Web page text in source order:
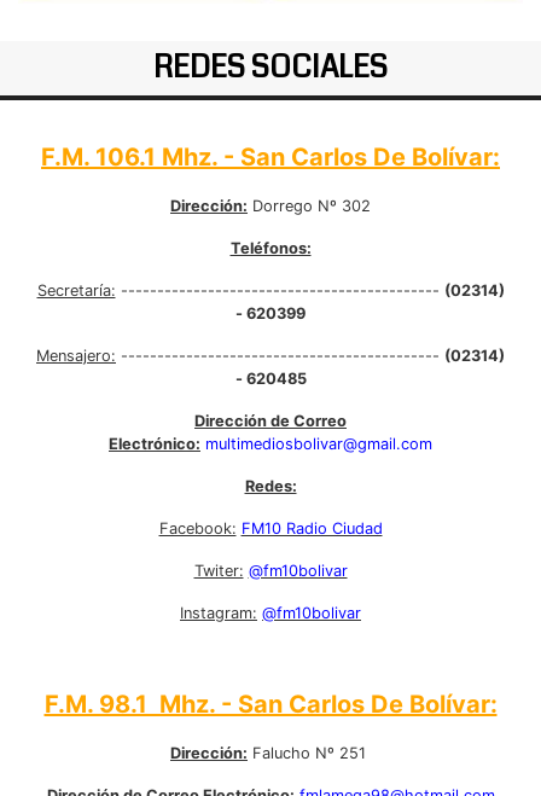
REDES SOCIALES
F.M. 106.1 Mhz. - San Carlos De Bolívar:
Dirección: Dorrego Nº 302
Teléfonos:
Secretaría: -------------------------------------------- (02314)
- 620399
Mensajero: -------------------------------------------- (02314)
- 620485
Dirección de Correo
Electrónico: multimediosbolivar@gmail.com
Redes:
Facebook: FM10 Radio Ciudad
Twiter: @fm10bolivar
Instagram: @fm10bolivar
F.M. 98.1 Mhz. - San Carlos De Bolívar:
Dirección: Falucho Nº 251